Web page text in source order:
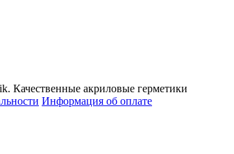
Качественные акриловые герметики
Информация об оплате